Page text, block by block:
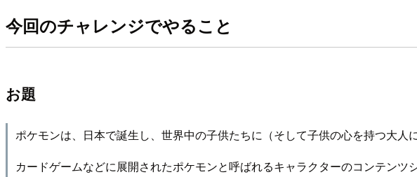
今回のチャレンジでやること
お題
ポケモンは、日本で誕生し、世界中の子供たちに（そして子供の心を持つ大人
カードゲームなどに展開されたポケモンと呼ばれるキャラクターのコンテンツ